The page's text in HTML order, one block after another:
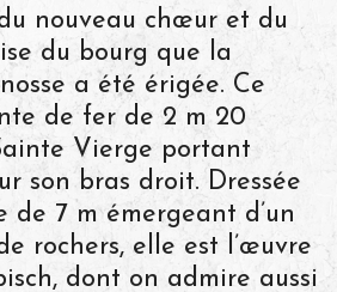
nouveau chœur et du
du bourg que la
a été érigée. Ce
de fer de 2 m 20
Vierge portant
son bras droit. Dressée
de 7 m émergeant d’un
rochers, elle est l’œuvre
dont on admire aussi